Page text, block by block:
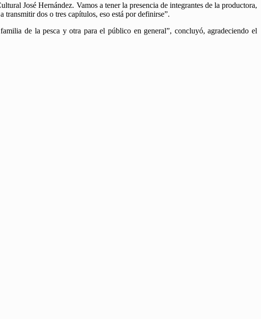
José Hernández. Vamos a tener la presencia de integrantes de la productora,
dos o tres capítulos, eso está por definirse”.
de la pesca y otra para el público en general”, concluyó, agradeciendo el